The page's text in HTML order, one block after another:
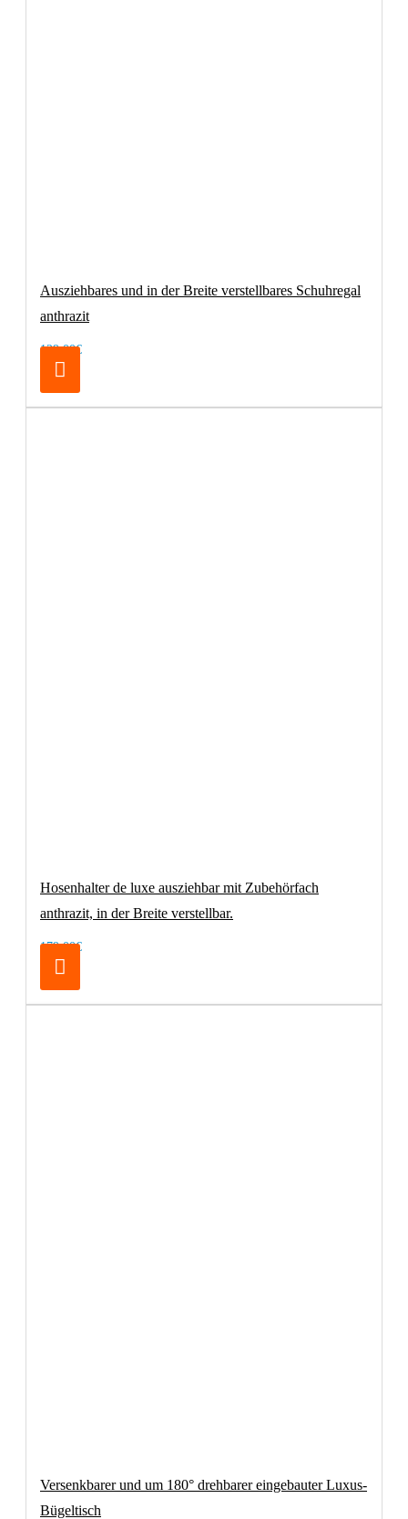
Ausziehbares und in der Breite verstellbares Schuhregal
anthrazit
129,00€
Hosenhalter de luxe ausziehbar mit Zubehörfach
anthrazit, in der Breite verstellbar.
179,00€
Versenkbarer und um 180° drehbarer eingebauter Luxus-
Bügeltisch